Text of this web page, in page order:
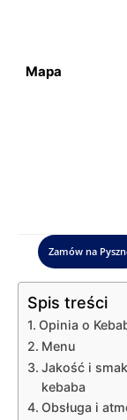
Mapa
Zamów na
Spis treści
Opinia o
Menu
Jakość i smak
kebaba
Obsługa i